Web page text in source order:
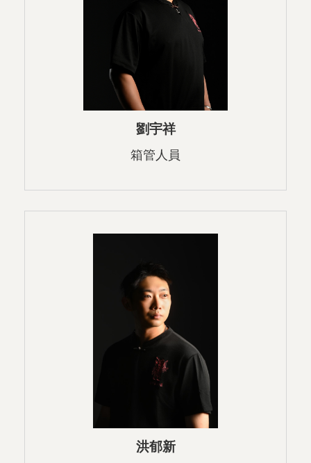
劉宇祥
箱管人員
洪郁新